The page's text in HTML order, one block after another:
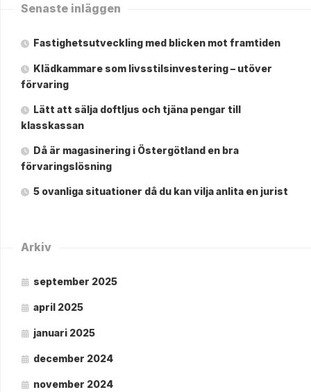
Senaste inläggen
Fastighetsutveckling med blicken mot framtiden
Klädkammare som livsstilsinvestering – utöver
förvaring
Lätt att sälja doftljus och tjäna pengar till
klasskassan
Då är magasinering i Östergötland en bra
förvaringslösning
5 ovanliga situationer då du kan vilja anlita en jurist
Arkiv
september 2025
april 2025
januari 2025
december 2024
november 2024